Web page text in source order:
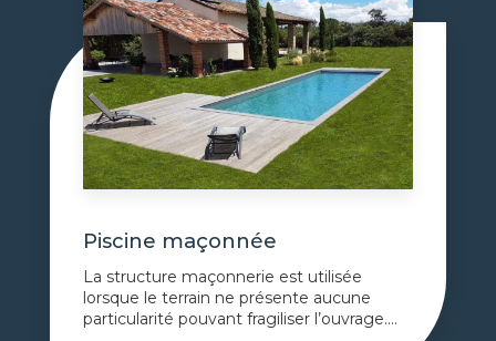
Piscine maçonnée
La structure maçonnerie est utilisée
lorsque le terrain ne présente aucune
particularité pouvant fragiliser l’ouvrage....